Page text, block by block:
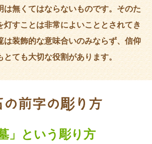
は無くてはならないものです。そのた
灯すことは非常によいこととされてき
は装飾的な意味合いのみならず、信仰
とても大切な役割があります。
の前字の彫り方
」という彫り方